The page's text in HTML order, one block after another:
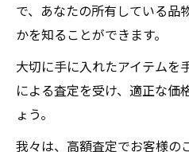
で、あなたの所有している品
かを知ることができます。
大切に手に入れたアイテムを
による査定を受け、適正な価
ょう。
我々は、高額査定でお客様の